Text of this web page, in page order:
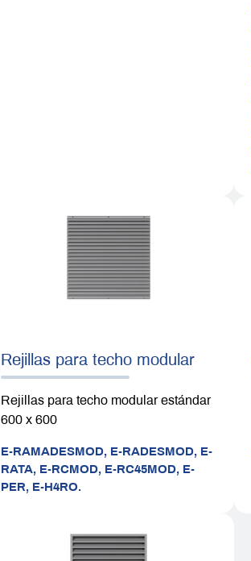
Rejillas para techo modular
Rejillas para techo modular estándar
600 x 600
E-RAMADESMOD, E-RADESMOD, E-
RATA, E-RCMOD, E-RC45MOD, E-
PER, E-H4RO.